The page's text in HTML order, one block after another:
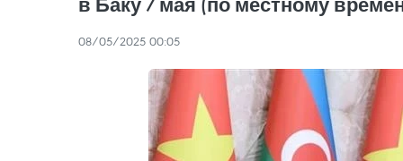
в Баку 7 мая (по местному
08/05/2025 00:05